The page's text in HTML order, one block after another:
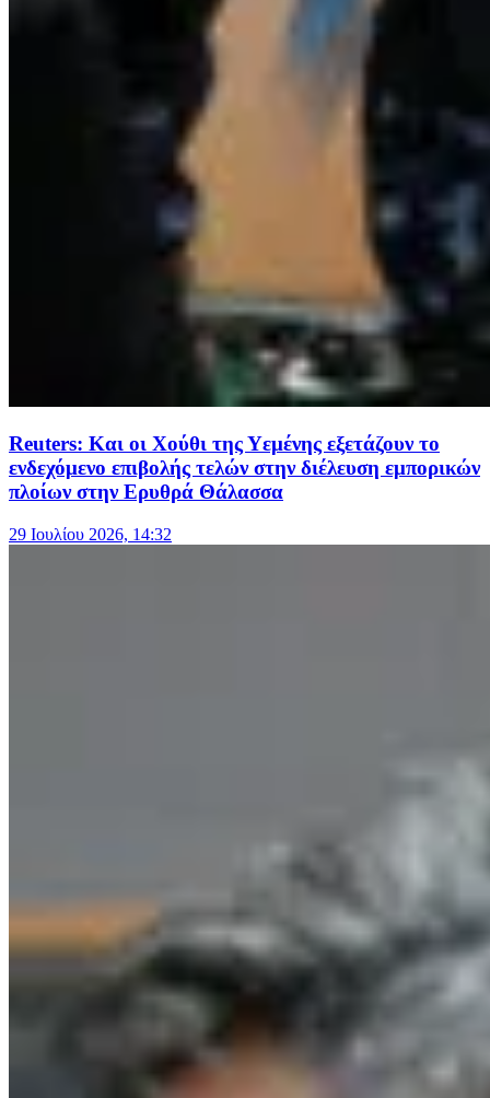
Reuters: Και οι Χούθι της Υεμένης εξετάζουν το
ενδεχόμενο επιβολής τελών στην διέλευση εμπορικών
πλοίων στην Ερυθρά Θάλασσα
29 Ιουλίου 2026, 14:32